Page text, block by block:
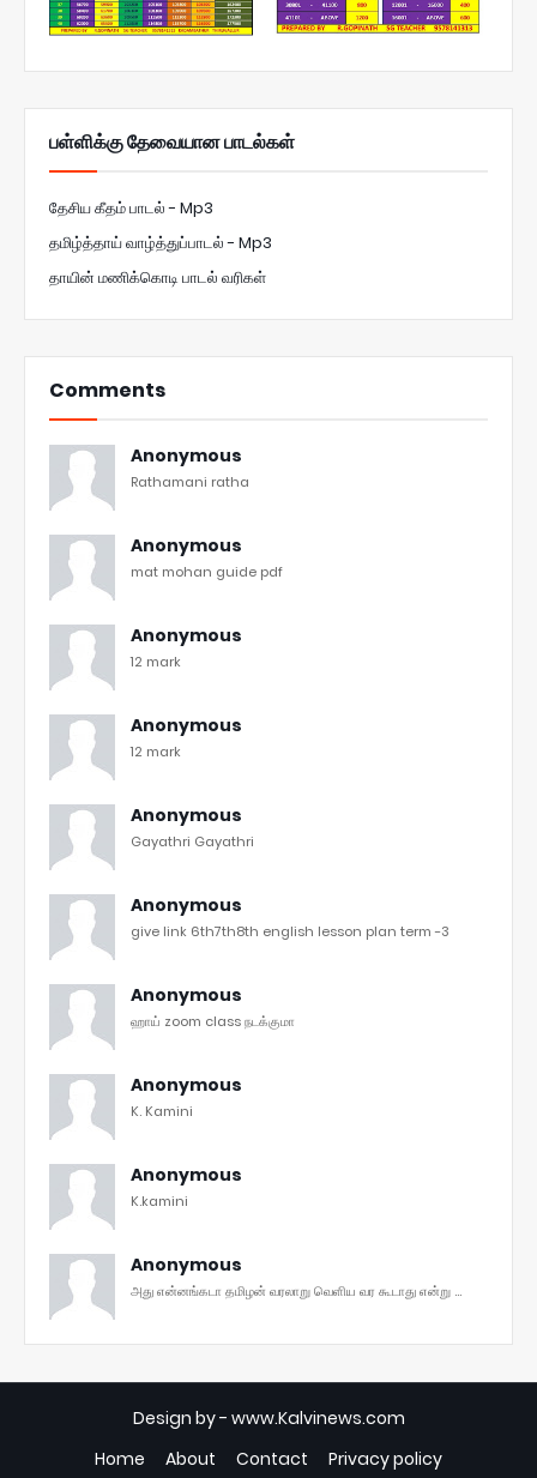
பள்ளிக்கு தேவையான பாடல்கள்
தேசிய கீதம் பாடல் - Mp3
தமிழ்த்தாய் வாழ்த்துப்பாடல் - Mp3
தாயின் மணிக்கொடி பாடல் வரிகள்
Comments
Anonymous
Rathamani ratha
Anonymous
mat mohan guide pdf
Anonymous
12 mark
Anonymous
12 mark
Anonymous
Gayathri Gayathri
Anonymous
give link 6th7th8th english lesson plan term -3
Anonymous
ஹாய் zoom class நடக்குமா
Anonymous
K. Kamini
Anonymous
K.kamini
Anonymous
அது என்னங்கடா தமிழன் வரலாறு வெளிய வர கூடாது என்று ...
Design by - www.Kalvinews.com
Home
About Contact Privacy policy